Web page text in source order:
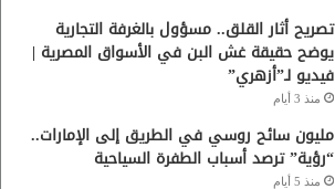
تصريح أثار القلق.. مسؤول بالغرفة التجارية
يوضح حقيقة غش البن في الأسواق المصرية |
فيديو لـ”أزهري”
منذ 3 أيام
مليون سائح روسي في الطريق إلى الإمارات..
“رؤية” ترصد أسباب الطفرة السياحية
منذ 5 أيام